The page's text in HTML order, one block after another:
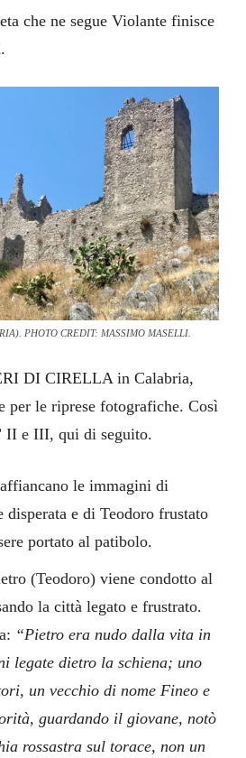
che ne segue Violante finisce
PHOTO CREDIT: MASSIMO MASELLI.
DI CIRELLA in Calabria,
per le riprese fotografiche. Così
II e III, qui di seguito.
le immagini di
disperata e di Teodoro frustato
portato al patibolo.
(Teodoro) viene condotto al
la città legato e frustrato.
“Pietro era nudo dalla vita in
legate dietro la schiena; uno
un vecchio di nome Fineo e
guardando il giovane, notò
rossastra sul torace, non un